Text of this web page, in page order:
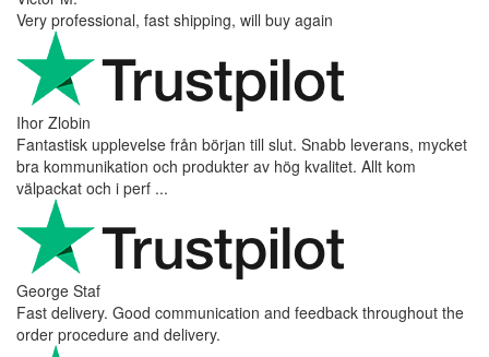
Very professional, fast shipping, will buy again
Ihor Zlobin
Fantastisk upplevelse från början till slut. Snabb leverans, mycket
bra kommunikation och produkter av hög kvalitet. Allt kom
välpackat och i perf ...
George Staf
Fast delivery. Good communication and feedback throughout the
order procedure and delivery.